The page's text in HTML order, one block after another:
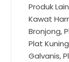
Produk
Kawat
Bronjong,
Plat
Galvanis,